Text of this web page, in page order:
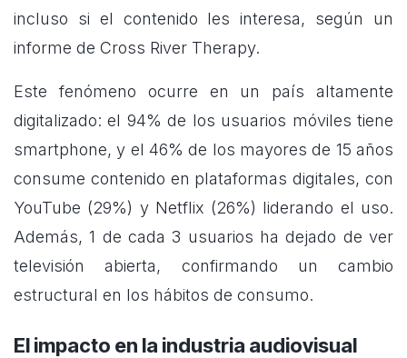
incluso si el contenido les interesa, según un
informe de Cross River Therapy.
Este fenómeno ocurre en un país altamente
digitalizado: el 94% de los usuarios móviles tiene
smartphone, y el 46% de los mayores de 15 años
consume contenido en plataformas digitales, con
YouTube (29%) y Netflix (26%) liderando el uso.
Además, 1 de cada 3 usuarios ha dejado de ver
televisión abierta, confirmando un cambio
estructural en los hábitos de consumo.
El impacto en la industria audiovisual